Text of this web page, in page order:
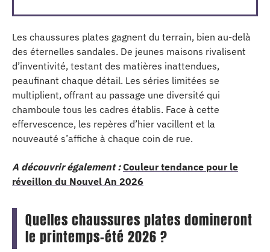
Les chaussures plates gagnent du terrain, bien au-delà
des éternelles sandales. De jeunes maisons rivalisent
d’inventivité, testant des matières inattendues,
peaufinant chaque détail. Les séries limitées se
multiplient, offrant au passage une diversité qui
chamboule tous les cadres établis. Face à cette
effervescence, les repères d’hier vacillent et la
nouveauté s’affiche à chaque coin de rue.
A découvrir également : Couleur tendance pour le
réveillon du Nouvel An 2026
Quelles chaussures plates domineront
le printemps-été 2026 ?